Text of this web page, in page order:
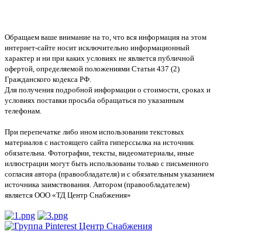
Обращаем ваше внимание на то, что вся информация на этом
интернет-сайте носит исключительно информационный
характер и ни при каких условиях не является публичной
офертой, определяемой положениями Статьи 437 (2)
Гражданского кодекса РФ.
Для получения подробной информации о стоимости, сроках и
условиях поставки просьба обращаться по указанным
телефонам.
При перепечатке либо ином использовании текстовых
материалов с настоящего сайта гиперссылка на источник
обязательна. Фотографии, тексты, видеоматериалы, иные
иллюстрации могут быть использованы только с письменного
согласия автора (правообладателя) и с обязательным указанием
источника заимствования. Автором (правообладателем)
является ООО «ТД Центр Снабжения»